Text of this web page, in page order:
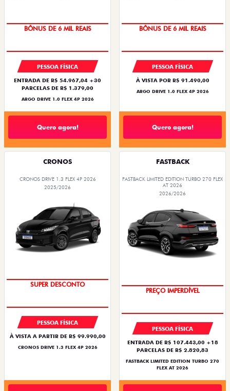
BÔNUS DE 6 MIL REAIS
PESSOA FÍSICA
ENTRADA DE R$ 54.967,04 +30
PARCELAS DE R$ 1.379,00
ARGO DRIVE 1.0 FLEX 4P 2026
Quero agora!
BÔNUS DE 6 MIL REAIS
PESSOA FÍSICA
À VISTA POR R$ 91.490,00
ARGO DRIVE 1.0 FLEX 4P 2026
Quero agora!
CRONOS
CRONOS DRIVE 1.3 FLEX 4P 2026
2025/2026
SUPER DESCONTO
PESSOA FÍSICA
À VISTA A PARTIR DE R$ 99.990,00
CRONOS DRIVE 1.3 FLEX 4P 2026
FASTBACK
FASTBACK LIMITED EDITION TURBO 270 FLEX
AT 2026
2026/2026
PREÇO IMPERDÍVEL
PESSOA FÍSICA
ENTRADA DE R$ 107.443,00 +18
PARCELAS DE R$ 2.820,83
FASTBACK LIMITED EDITION TURBO 270
FLEX AT 2026